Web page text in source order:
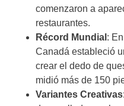
comenzaron a
restaurantes.
Récord Mundial :
Canadá estableció
crear el dedo de
midió más de 150
Variantes Creativas